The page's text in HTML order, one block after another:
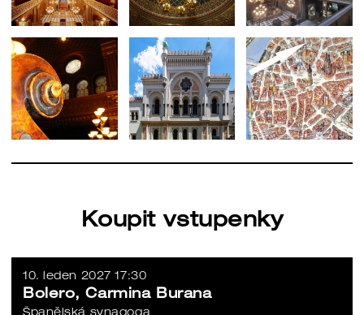
Koupit vstupenky
10. leden 2027 17:30
Bolero, Carmina Burana